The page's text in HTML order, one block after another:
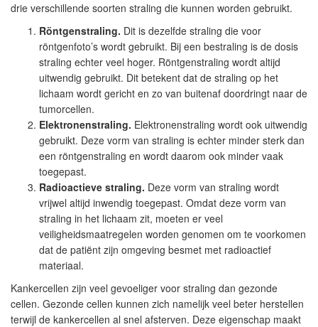
drie verschillende soorten straling die kunnen worden gebruikt.
Röntgenstraling. Dit is dezelfde straling die voor
röntgenfoto’s wordt gebruikt. Bij een bestraling is de dosis
straling echter veel hoger. Röntgenstraling wordt altijd
uitwendig gebruikt. Dit betekent dat de straling op het
lichaam wordt gericht en zo van buitenaf doordringt naar de
tumorcellen.
Elektronenstraling. Elektronenstraling wordt ook uitwendig
gebruikt. Deze vorm van straling is echter minder sterk dan
een röntgenstraling en wordt daarom ook minder vaak
toegepast.
Radioactieve straling. Deze vorm van straling wordt
vrijwel altijd inwendig toegepast. Omdat deze vorm van
straling in het lichaam zit, moeten er veel
veiligheidsmaatregelen worden genomen om te voorkomen
dat de patiënt zijn omgeving besmet met radioactief
materiaal.
Kankercellen zijn veel gevoeliger voor straling dan gezonde
cellen. Gezonde cellen kunnen zich namelijk veel beter herstellen
terwijl de kankercellen al snel afsterven. Deze eigenschap maakt